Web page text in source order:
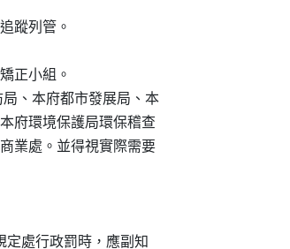
蹤列管。
正小組。
局、本府都市發展局、本
本府環境保護局環保稽查
商業處。並得視實際需要
規定處行政罰時，應副知